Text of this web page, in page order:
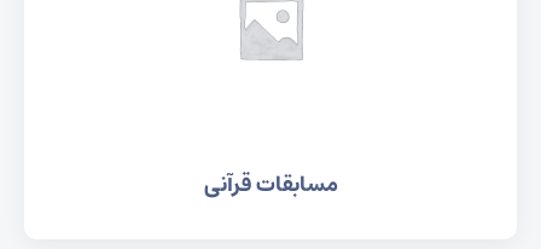
مسابقات قرآنی